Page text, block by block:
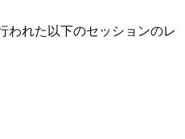
われた以下のセッションのレ